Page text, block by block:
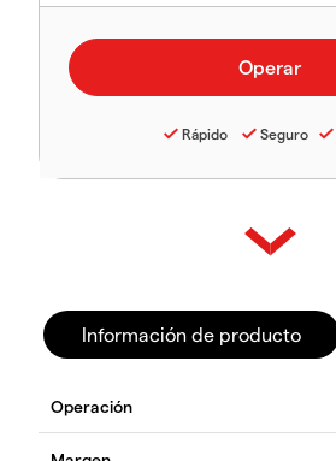
Rápido Seguro
Información de producto